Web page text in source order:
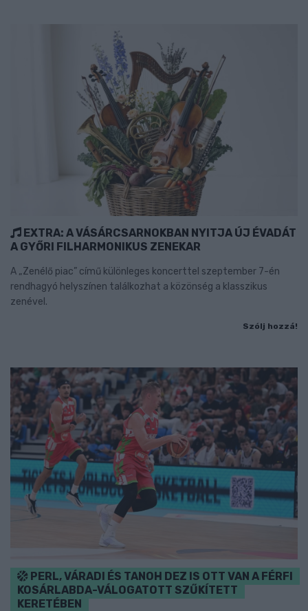
EXTRA: A VÁSÁRCSARNOKBAN NYITJA ÚJ ÉVADÁT
A GYŐRI FILHARMONIKUS ZENEKAR
A „Zenélő piac” című különleges koncerttel szeptember 7-én
rendhagyó helyszínen találkozhat a közönség a klasszikus
zenével.
Szólj hozzá!
PERL, VÁRADI ÉS TANOH DEZ IS OTT VAN A FÉRFI
KOSÁRLABDA-VÁLOGATOTT SZŰKÍTETT
KERETÉBEN